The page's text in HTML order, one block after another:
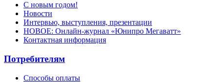
С новым годом!
Новости
Интервью, выступления, презентации
НОВОЕ: Онлайн-журнал «Юнипро Мегаватт»
Контактная информация
Потребителям
Способы оплаты